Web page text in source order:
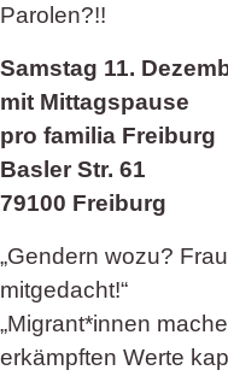
Parolen?!!
Samstag 11.
mit Mittagspause
pro familia Freiburg
Basler Str. 61
79100 Freiburg
„Gendern wozu?
mitgedacht!“
„Migrant*innen
erkämpften Werte